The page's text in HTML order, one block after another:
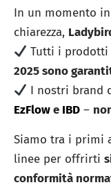
In un momento
chiarezza,
Tutti i
2025 sono
I nostri brand
EzFlowe IBD –
Siamo tra i primi
linee per offrirti
conformità